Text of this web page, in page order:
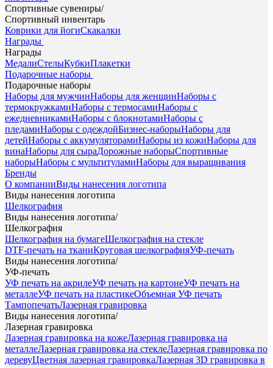
Спортивные сувениры/
Спортивный инвентарь
Коврики для йогиСкакалки
Награды
Награды
МедалиСтелыКубкиПлакетки
Подарочные наборы
Подарочные наборы
Наборы для мужчинНаборы для женщинНаборы с
термокружкамиНаборы с термосамиНаборы с
ежедневникамиНаборы с блокнотамиНаборы с
пледамиНаборы с одеждойБизнес-наборыНаборы для
детейНаборы с аккумуляторамиНаборы из кожиНаборы для
винаНаборы для сыраДорожные наборыСпортивные
наборыНаборы с мультитуламиНаборы для выращивания
Бренды
О компанииВиды нанесения логотипа
Виды нанесения логотипа
Шелкография
Виды нанесения логотипа/
Шелкография
Шелкография на бумагеШелкография на стекле
DTF-печать на тканиКруговая шелкографияУФ-печать
Виды нанесения логотипа/
УФ-печать
УФ печать на акрилеУФ печать на картонеУФ печать на
металлеУФ печать на пластикеОбъемная УФ печать
ТампопечатьЛазерная гравировка
Виды нанесения логотипа/
Лазерная гравировка
Лазерная гравировка на кожеЛазерная гравировка на
металлеЛазерная гравировка на стеклеЛазерная гравировка по
деревуЦветная лазерная гравировкаЛазерная 3D гравировка в